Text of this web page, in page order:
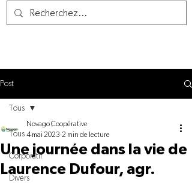
Post
Tous
Corporatif
Divers
Tous
Une journée dans la vie de
Laurence Dufour, agr.
Novago Coopérative
4 mai 2023 2 min de lecture